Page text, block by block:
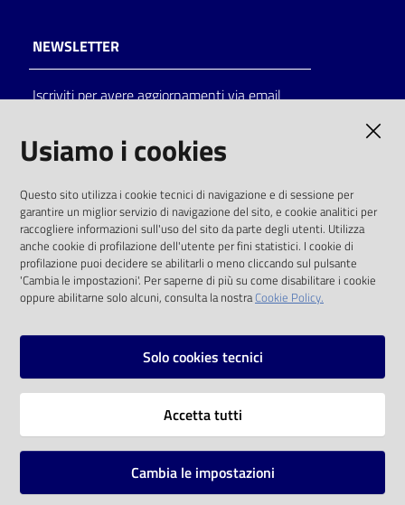
NEWSLETTER
Iscriviti per avere aggiornamenti via email
solo alle condizioni previste dalla direttiva
comunitaria 2003/98/CE e dal d.lgs. 36/2006
SOCIAL
Instagram
Vai alla pagina
Mappa del sito
Usiamo i cookies
Questo sito utilizza i cookie tecnici di navigazione e di sessione per
garantire un miglior servizio di navigazione del sito, e cookie analitici per
raccogliere informazioni sull'uso del sito da parte degli utenti. Utilizza
anche cookie di profilazione dell'utente per fini statistici. I cookie di
profilazione puoi decidere se abilitarli o meno cliccando sul pulsante
'Cambia le impostazioni'. Per saperne di più su come disabilitare i cookie
oppure abilitarne solo alcuni, consulta la nostraCookie Policy.
Solo cookies tecnici
Accetta tutti
Cambia le impostazioni